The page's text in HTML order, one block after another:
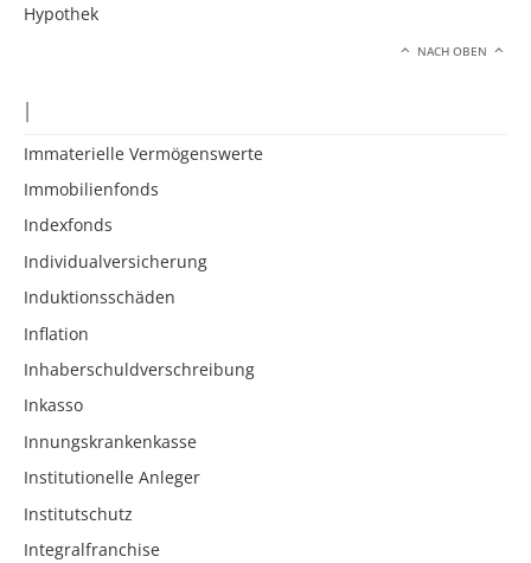
Hypothek
NACH OBEN
I
Immaterielle Vermögenswerte
Immobilienfonds
Indexfonds
Individualversicherung
Induktionsschäden
Inflation
Inhaberschuldverschreibung
Inkasso
Innungskrankenkasse
Institutionelle Anleger
Institutschutz
Integralfranchise